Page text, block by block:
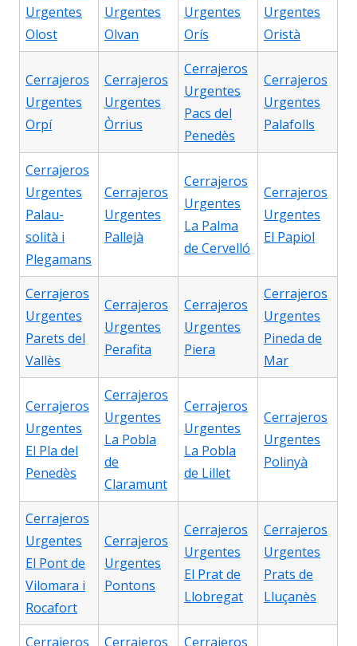
Urgentes
Olost
Urgentes
Olvan
Urgentes
Orís
Urgentes
Oristà
Cerrajeros
Urgentes
Orpí
Cerrajeros
Urgentes
Òrrius
Cerrajeros
Urgentes
Pacs del
Penedès
Cerrajeros
Urgentes
Palafolls
Cerrajeros
Urgentes
Palau-
solità i
Plegamans
Cerrajeros
Urgentes
Pallejà
Cerrajeros
Urgentes
La Palma
de Cervelló
Cerrajeros
Urgentes
El Papiol
Cerrajeros
Urgentes
Parets del
Vallès
Cerrajeros
Urgentes
Perafita
Cerrajeros
Urgentes
Piera
Cerrajeros
Urgentes
Pineda de
Mar
Cerrajeros
Urgentes
El Pla del
Penedès
Cerrajeros
Urgentes
La Pobla
de
Claramunt
Cerrajeros
Urgentes
La Pobla
de Lillet
Cerrajeros
Urgentes
Polinyà
Cerrajeros
Urgentes
El Pont de
Vilomara i
Rocafort
Cerrajeros
Urgentes
Pontons
Cerrajeros
Urgentes
El Prat de
Llobregat
Cerrajeros
Urgentes
Prats de
Lluçanès
Cerrajeros Cerrajeros Cerrajeros